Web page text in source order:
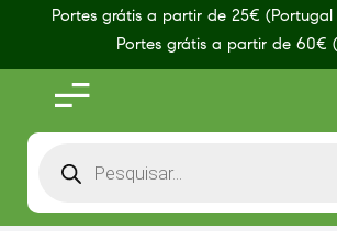
Portes grátis a partir de 25€
Portes grátis a partir de 60€